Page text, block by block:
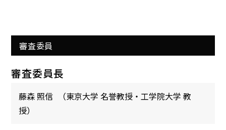
審査委員
審査委員長
藤森 照信
（東京大学 名誉教授・工学院大学 教
授）